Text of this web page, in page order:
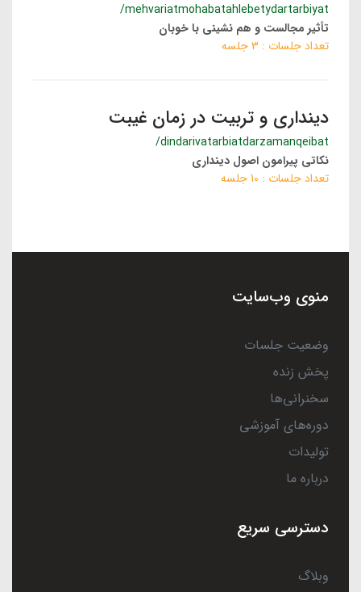
/mehvariatmohabatahlebetydartarbiyat
تأثیر مجالست و هم نشینی با خوبان
تعداد جلسات : 3 جلسه
دینداری و تربیت در زمان غیبت
/dindarivatarbiatdarzamanqeibat
نکاتی پیرامون اصول دینداری
تعداد جلسات : 10 جلسه
منوی وب‌سایت
وضعیت جلسات
پخش زنده
سخنرانی‌ها
دوره‌های آموزشی
تولیدات
درباره ما
دسترسی سریع
وبلاگ